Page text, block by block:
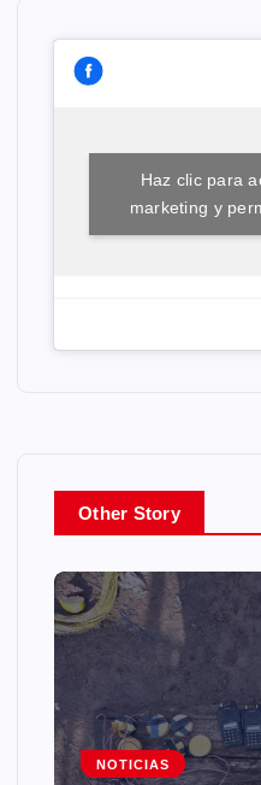
Haz clic para
marketing y
Other Story
NOTICIAS